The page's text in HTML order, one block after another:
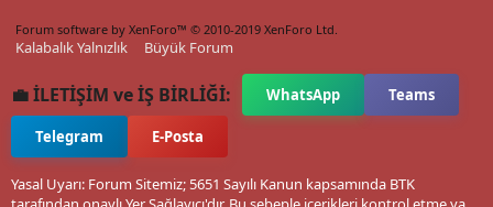
Forum software by XenForo™ © 2010-2019 XenForo Ltd.
Kalabalık Yalnızlık Büyük Forum
💼 İLETİŞİM ve İŞ BİRLİĞİ: WhatsApp Teams
Telegram E-Posta
Yasal Uyarı: Forum Sitemiz; 5651 Sayılı Kanun kapsamında BTK